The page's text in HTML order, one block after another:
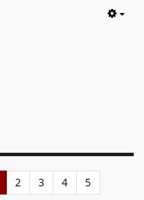
2 3 4 5